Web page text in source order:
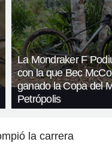
La Mondraker F
con la que Bec
ganado la Copa del
Petrópolis
la carrera